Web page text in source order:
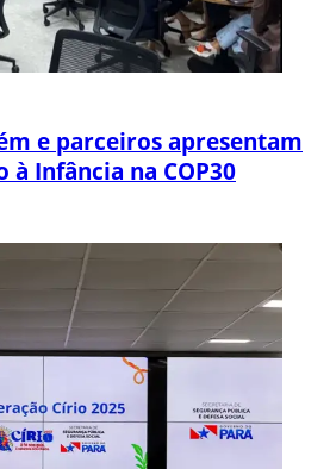
e parceiros apresentam
à Infância na COP30